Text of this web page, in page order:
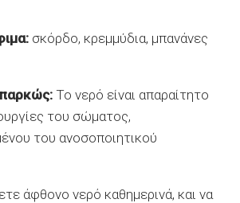
σκόρδο, κρεμμύδια, μπανάνες
Το νερό είναι απαραίτητο
του σώματος,
του ανοσοποιητικού
άφθονο νερό καθημερινά, και να